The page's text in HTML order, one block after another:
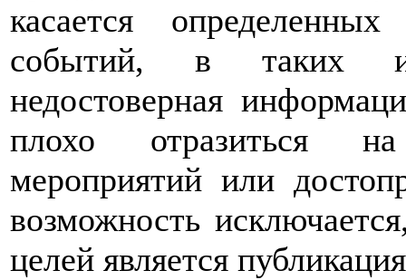
касается
событий, в таких
недостоверная
плохо отразиться
мероприятий или
возможность
целей является